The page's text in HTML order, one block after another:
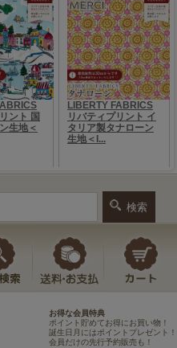
お得な会員特典
ポイント貯めてお得にお買い物！
誕生日月にはポイントプレゼント！
会員だけの先行予約販売も！